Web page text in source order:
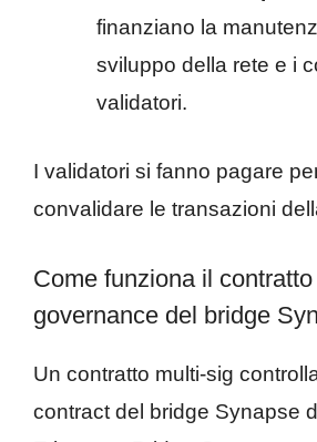
finanziano la
sviluppo della rete e i
validatori.
I validatori si fanno pagare
convalidare le transazioni
Come funziona il contratto
governance del bridge
Un contratto multi-sig
contract del bridge Synapse